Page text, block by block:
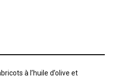
à l’huile d’olive et